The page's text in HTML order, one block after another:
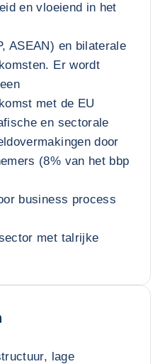
en vloeiend in het
ASEAN) en bilaterale
Er wordt
met de EU
en sectorale
door
(8% van het bbp
business process
met talrijke
lage